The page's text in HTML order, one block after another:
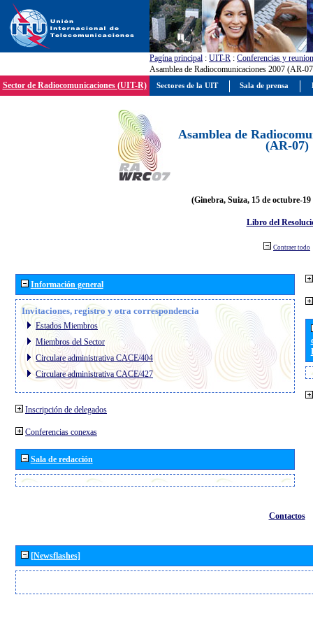
Pagína principal : UIT-R : Conferencias y
Asamblea de Radiocomunicaciones 2007 (AR-
Sector de Radiocomunicaciones (UIT-R)
Asamblea de
(AR-07)
(Ginebra, Suiza, 15 de octubre-19
Libro del
Contraer todo
Información general
Invitaciones, registro y otra correspondencia
Estados Miembros
Miembros del Sector
Circulare administrativa CACE/404
Circulare administrativa CACE/427
Inscripción de delegados
Conferencias conexas
Sala de redacción
Contactos
[Newsflashes]
Sectores de la UIT Sala de prensa